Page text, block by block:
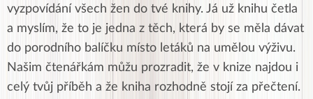
vyzpovídání všech žen do tvé knihy. Já už knihu četla
a myslím, že to je jedna z těch, která by se měla dávat
do porodního balíčku místo letáků na umělou výživu.
Našim čtenářkám můžu prozradit, že v knize najdou i
celý tvůj příběh a že kniha rozhodně stojí za přečtení.